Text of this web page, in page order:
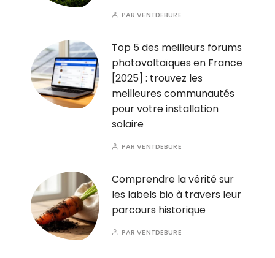
PARVENTDEBURE
Top 5 des meilleurs forums
photovoltaïques en France
[2025] : trouvez les
meilleures communautés
pour votre installation
solaire
PARVENTDEBURE
Comprendre la vérité sur
les labels bio à travers leur
parcours historique
PARVENTDEBURE